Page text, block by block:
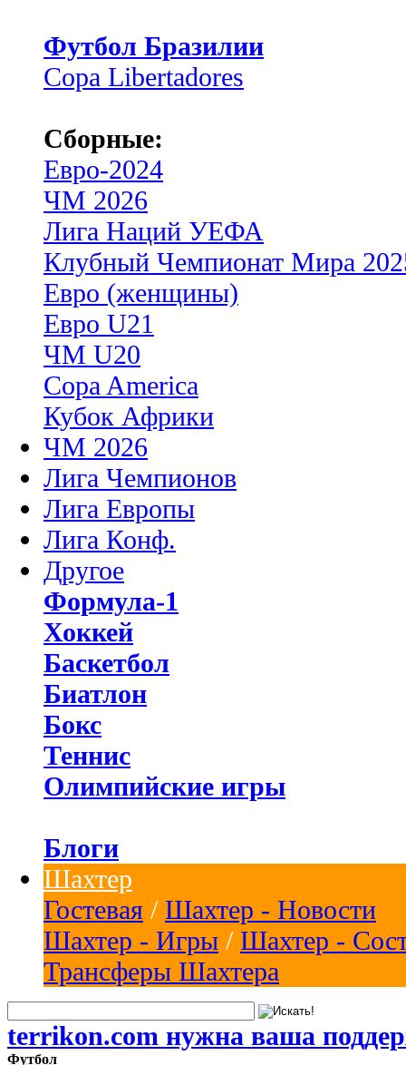
Футбол Бразилии
Copa Libertadores
Сборные:
Евро-2024
ЧМ 2026
Лига Наций УЕФА
Клубный Чемпионат Мира
Евро (женщины)
Евро U21
ЧМ U20
Copa America
Кубок Африки
ЧМ 2026
Лига Чемпионов
Лига Европы
Лига Конф.
Другое
Формула-1
Хоккей
Баскетбол
Биатлон
Бокс
Теннис
Олимпийские игры
Блоги
Шахтер
Гостевая / Шахтер - Новости
Шахтер - Игры / Шахтер -
Трансферы Шахтера
terrikon.com нужна ваша
Футбол